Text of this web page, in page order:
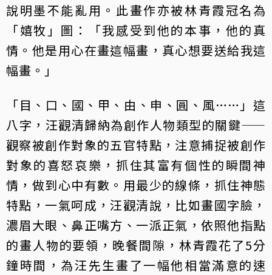
說明墨不能亂用。此畫作亦被林青霞冠名為
「嬉牧」圖：「我感受到他的本事，他的真
情。他是用心在畫這幅畫，真心想要送給我這
幅畫。」
「目、口、國、甲、由、申、圓、風……」這
八字，汪觀清歸納為創作人物類型的關鍵——
觀察被創作對象的五官特點，注意捕捉被創作
對象的喜怒哀樂，抓住其富有個性的瞬間神
情，做到心中有數。用最少的線條，抓住神態
特點，一氣呵成，汪觀清說，比如畫國字臉，
濃眉大眼、鼻正嘴方、一派正氣，依照他指點
的畫人物的要領，晚餐間隙，林青霞花了5分
鐘時間，為汪先生畫了一幅他相當滿意的速